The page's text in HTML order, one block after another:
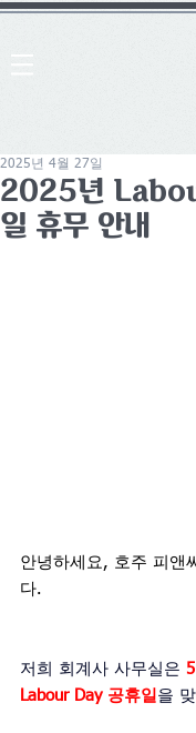
2025년
일 휴무 안내
2025년 4월 27일
안녕하세요, 호주 피앤
다.
저희 회계사 사무실은
Labour Day 공휴일 을